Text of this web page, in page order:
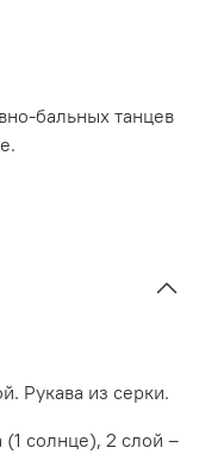
бальных танцев
Рукава из серки.
(1 солнце), 2 слой –